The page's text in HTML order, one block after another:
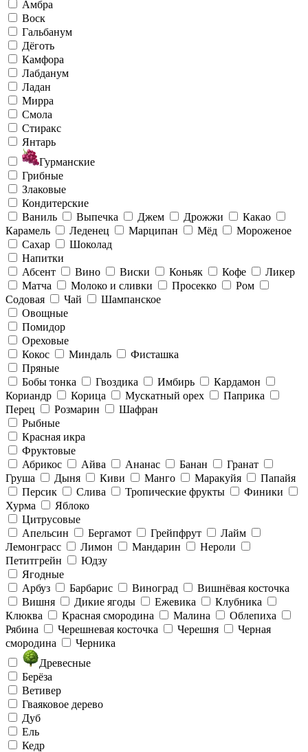
Амбра
Воск
Гальбанум
Дёготь
Камфора
Лабданум
Ладан
Мирра
Смола
Стиракс
Янтарь
Гурманские
Грибные
Злаковые
Кондитерские
Ваниль
Выпечка Джем Дрожжи
Какао
Карамель
Леденец Марципан Мёд
Мороженое
Сахар
Шоколад
Напитки
Абсент
Вино Виски Коньяк Кофе
Ликер
Матча
Молоко и сливки Просекко
Ром
Содовая
Чай
Шампанское
Овощные
Помидор
Ореховые
Кокос
Миндаль
Фисташка
Пряные
Бобы тонка
Гвоздика Имбирь
Кардамон
Кориандр
Корица Мускатный орех
Паприка
Перец
Розмарин
Шафран
Рыбные
Красная икра
Фруктовые
Абрикос
Айва Ананас Банан
Гранат
Груша
Дыня Киви Манго Маракуйя
Папайя
Персик
Слива Тропические фрукты
Финики
Хурма
Яблоко
Цитрусовые
Апельсин
Бергамот Грейпфрут
Лайм
Лемонграсс
Лимон Мандарин
Нероли
Петитгрейн
Юдзу
Ягодные
Арбуз
Барбарис Виноград
Вишнёвая косточка
Вишня
Дикие ягоды Ежевика
Клубника
Клюква
Красная смородина Малина
Облепиха
Рябина
Черешневая косточка Черешня
Черная
смородина
Черника
Древесные
Берёза
Ветивер
Гваяковое дерево
Дуб
Ель
Кедр